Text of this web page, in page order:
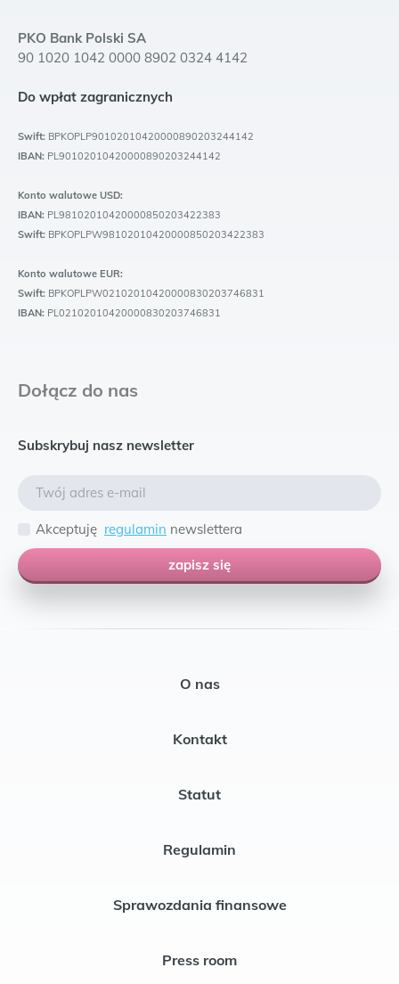
PKO Bank Polski SA
90 1020 1042 0000 8902 0324 4142
Do wpłat zagranicznych
Swift: BPKOPLP90102010420000890203244142
IBAN: PL90102010420000890203244142
Konto walutowe USD:
IBAN: PL98102010420000850203422383
Swift: BPKOPLPW98102010420000850203422383
Konto walutowe EUR:
Swift: BPKOPLPW02102010420000830203746831
IBAN: PL02102010420000830203746831
Dołącz do nas
Subskrybuj nasz newsletter
Akceptuję regulamin newslettera
zapisz się
O nas
Kontakt
Statut
Regulamin
Sprawozdania finansowe
Press room